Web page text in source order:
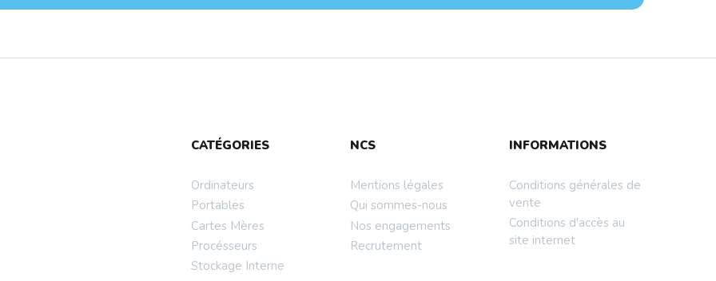
Disque Dur 3.5 2T SATA3
SEAGATE 5900T...
SATA3 WD 720...
CATÉGORIES
Ordinateurs
Portables
Cartes Mères
Procésseurs
Stockage Interne
NCS
Mentions légales
Qui sommes-nous
Nos engagements
Recrutement
INFORMATIONS
Conditions générales de
vente
Conditions d'accès au
site internet